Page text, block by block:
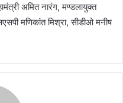
अमित नारंग, मण्डलायुक्त
मणिकांत मिश्रा, सीडीओ मनीष